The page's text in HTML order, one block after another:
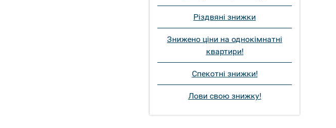
Різдвяні знижки
Знижено ціни на однокімнатні
квартири!
Спекотні знижки!
Лови свою знижку!